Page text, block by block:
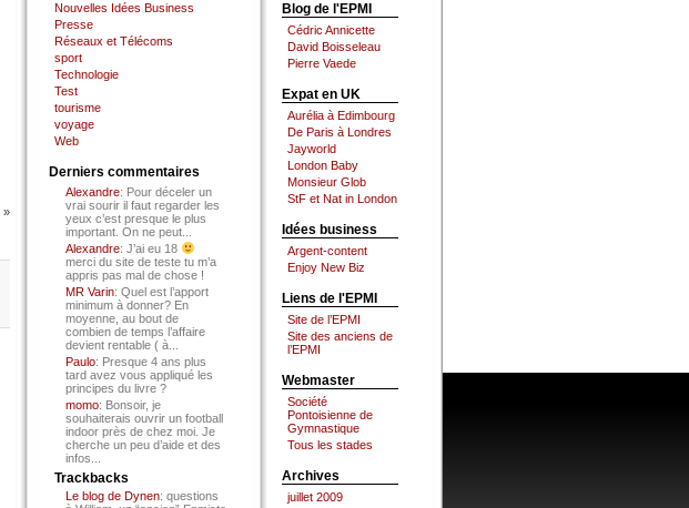
»
Nouvelles Idées Business
Presse
Réseaux et Télécoms
sport
Technologie
Test
tourisme
voyage
Web
Derniers commentaires
Alexandre: Pour déceler un
vrai sourir il faut regarder les
yeux c’est presque le plus
important. On ne peut...
Alexandre: J’ai eu 18
merci du site de teste tu m’a
appris pas mal de chose !
MR Varin: Quel est l’apport
minimum à donner? En
moyenne, au bout de
combien de temps l’affaire
devient rentable ( à...
Paulo: Presque 4 ans plus
tard avez vous appliqué les
principes du livre ?
momo: Bonsoir, je
souhaiterais ouvrir un football
indoor près de chez moi. Je
cherche un peu d’aide et des
infos...
Trackbacks
Le blog de Dynen: questions
Blog de l'EPMI
Cédric Annicette
David Boisseleau
Pierre Vaede
Expat en UK
Aurélia à Edimbourg
De Paris à Londres
Jayworld
London Baby
Monsieur Glob
StF et Nat in London
Idées business
Argent-content
Enjoy New Biz
Liens de l'EPMI
Site de l’EPMI
Site des anciens de
l’EPMI
Webmaster
Société
Pontoisienne de
Gymnastique
Tous les stades
Archives
juillet 2009